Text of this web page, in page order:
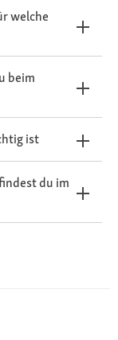
welche
beim
ist
du im